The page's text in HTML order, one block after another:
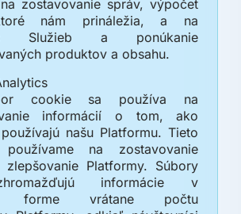
zostavovanie správ, výpočet
nám prináležia, a na
Služieb a ponúkanie
produktov a obsahu.
cookie sa používa na
informácií o tom, ako
našu Platformu. Tieto
používame na zostavovanie
Platformy. Súbory
informácie v
forme vrátane počtu